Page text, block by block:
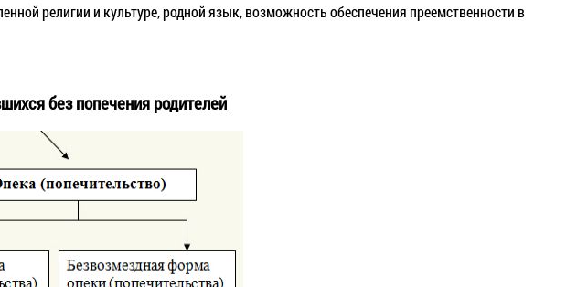
религии и культуре, родной язык, возможность обеспечения преемственности в
без попечения родителей